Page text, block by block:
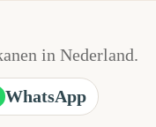
in Nederland.
WhatsApp